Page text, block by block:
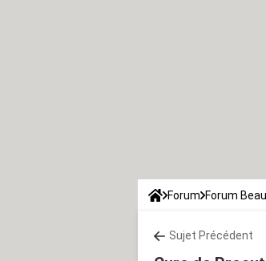
Forum Forum
Sujet Précédent